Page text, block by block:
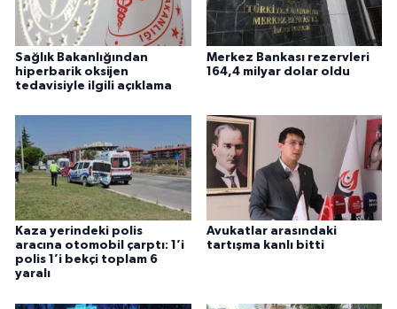
Sağlık Bakanlığından
hiperbarik oksijen
tedavisiyle ilgili açıklama
Merkez Bankası rezervleri
164,4 milyar dolar oldu
Kaza yerindeki polis
aracına otomobil çarptı: 1’i
polis 1’i bekçi toplam 6
yaralı
Avukatlar arasındaki
tartışma kanlı bitti